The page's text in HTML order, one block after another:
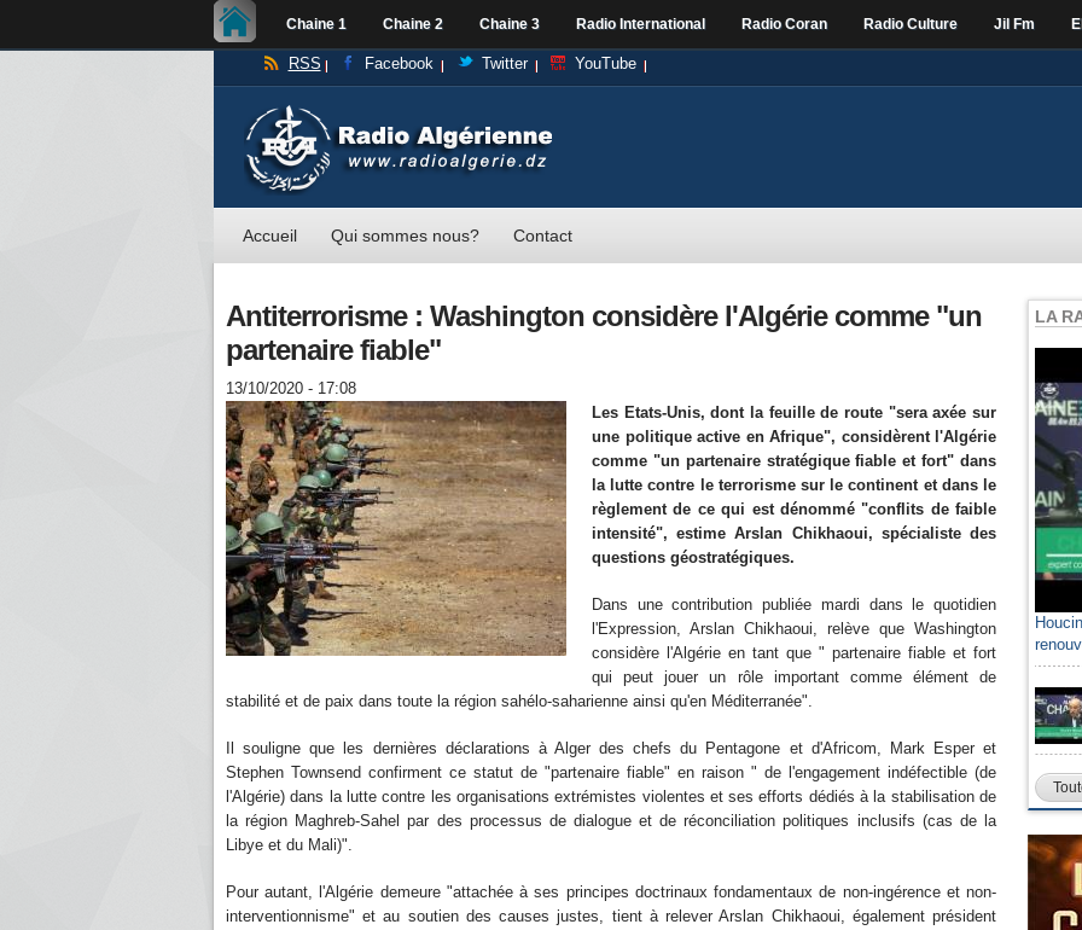
Chaine 1 Chaine 2 Chaine 3 Radio International Radio Coran Radio Culture Jil Fm
RSS Facebook Twitter YouTube
Accueil Qui sommes nous? Contact
Antiterrorisme : Washington considère l'Algérie comme "un
partenaire fiable"
13/10/2020 - 17:08
Les Etats-Unis, dont la feuille de route "sera axée sur
une politique active en Afrique", considèrent l'Algérie
comme "un partenaire stratégique fiable et fort" dans
la lutte contre le terrorisme sur le continent et dans le
règlement de ce qui est dénommé "conflits de faible
intensité", estime Arslan Chikhaoui, spécialiste des
questions géostratégiques.
Dans une contribution publiée mardi dans le quotidien
l'Expression, Arslan Chikhaoui, relève que Washington
considère l'Algérie en tant que " partenaire fiable et fort
qui peut jouer un rôle important comme élément de
stabilité et de paix dans toute la région sahélo-saharienne ainsi qu'en Méditerranée".
Il souligne que les dernières déclarations à Alger des chefs du Pentagone et d'Africom, Mark Esper et
Stephen Townsend confirment ce statut de "partenaire fiable" en raison " de l'engagement indéfectible (de
l'Algérie) dans la lutte contre les organisations extrémistes violentes et ses efforts dédiés à la stabilisation de
la région Maghreb-Sahel par des processus de dialogue et de réconciliation politiques inclusifs (cas de la
Libye et du Mali)".
Pour autant, l'Algérie demeure "attachée à ses principes doctrinaux fondamentaux de non-ingérence et non-
interventionnisme" et au soutien des causes justes, tient à relever Arslan Chikhaoui, également président
LA
Sami